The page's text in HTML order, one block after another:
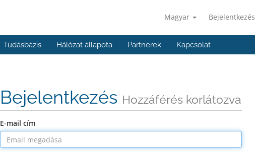
Magyar Bejelentkezés
Tudásbázis Hálózat állapota Partnerek Kapcsolat
Bejelentkezés Hozzáférés korlátozva
E-mail cím